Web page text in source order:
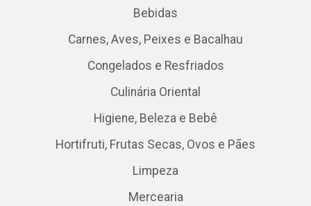
Bebidas
Carnes, Aves, Peixes e Bacalhau
Congelados e Resfriados
Culinária Oriental
Higiene, Beleza e Bebê
Hortifruti, Frutas Secas, Ovos e Pães
Limpeza
Mercearia